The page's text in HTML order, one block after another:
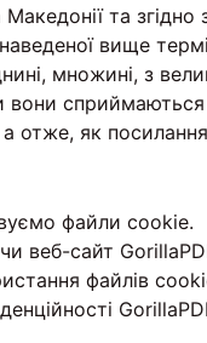
та
вище
множині, з
вони
а отже, як
файли cookie.
веб-сайт
файлів